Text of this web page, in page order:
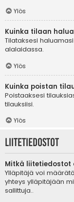
Ylös
Kuinka tilaan
Tilataksesi
alalaidassa.
Ylös
Kuinka poistan
Poistaaksesi
tilauksiisi.
Ylös
Liitetiedostot
Mitkä
Ylläpitäjä voi
yhteys ylläpitäjään
sallittuja..